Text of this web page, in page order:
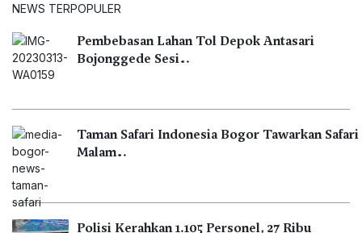
NEWS TERPOPULER
Pembebasan Lahan Tol Depok Antasari
Bojonggede Sesi…
Taman Safari Indonesia Bogor Tawarkan Safari
Malam…
Polisi Kerahkan 1.105 Personel, 27 Ribu